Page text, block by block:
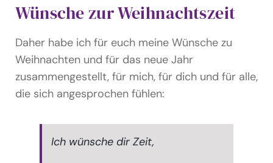
Wünsche zur Weihnachtszeit
Daher habe ich für euch meine Wünsche zu
Weihnachten und für das neue Jahr
zusammengestellt, für mich, für dich und für alle,
die sich angesprochen fühlen:
Ich wünsche dir Zeit,